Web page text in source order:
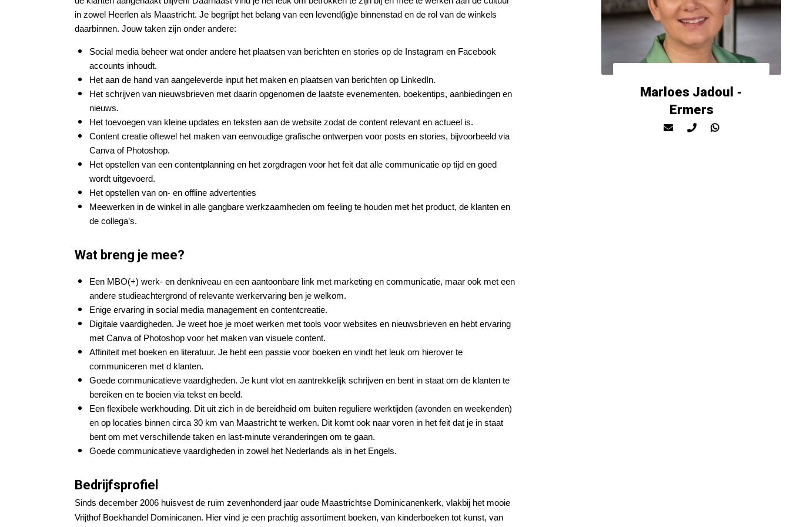
in zowel Heerlen als Maastricht. Je begrijpt het belang van een levend(ig)e binnenstad en de rol van de winkels
daarbinnen. Jouw taken zijn onder andere:
Social media beheer wat onder andere het plaatsen van berichten en stories op de Instagram en Facebook
accounts inhoudt.
Het aan de hand van aangeleverde input het maken en plaatsen van berichten op LinkedIn.
Het schrijven van nieuwsbrieven met daarin opgenomen de laatste evenementen, boekentips, aanbiedingen en
nieuws.
Het toevoegen van kleine updates en teksten aan de website zodat de content relevant en actueel is.
Content creatie oftewel het maken van eenvoudige grafische ontwerpen voor posts en stories, bijvoorbeeld via
Canva of Photoshop.
Het opstellen van een contentplanning en het zorgdragen voor het feit dat alle communicatie op tijd en goed
wordt uitgevoerd.
Het opstellen van on- en offline advertenties
Meewerken in de winkel in alle gangbare werkzaamheden om feeling te houden met het product, de klanten en
de collega’s.
Wat breng je mee?
Een MBO(+) werk- en denkniveau en een aantoonbare link met marketing en communicatie, maar ook met een
andere studieachtergrond of relevante werkervaring ben je welkom.
Enige ervaring in social media management en contentcreatie.
Digitale vaardigheden. Je weet hoe je moet werken met tools voor websites en nieuwsbrieven en hebt ervaring
met Canva of Photoshop voor het maken van visuele content.
Affiniteit met boeken en literatuur. Je hebt een passie voor boeken en vindt het leuk om hierover te
communiceren met d klanten.
Goede communicatieve vaardigheden. Je kunt vlot en aantrekkelijk schrijven en bent in staat om de klanten te
bereiken en te boeien via tekst en beeld.
Een flexibele werkhouding. Dit uit zich in de bereidheid om buiten reguliere werktijden (avonden en weekenden)
en op locaties binnen circa 30 km van Maastricht te werken. Dit komt ook naar voren in het feit dat je in staat
bent om met verschillende taken en last-minute veranderingen om te gaan.
Goede communicatieve vaardigheden in zowel het Nederlands als in het Engels.
Bedrijfsprofiel
Sinds december 2006 huisvest de ruim zevenhonderd jaar oude Maastrichtse Dominicanenkerk, vlakbij het mooie
Vrijthof Boekhandel Dominicanen. Hier vind je een prachtig assortiment boeken, van kinderboeken tot kunst, van
Marloes Jadoul -
Ermers